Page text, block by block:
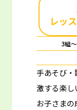
レッ
3組
手あそび・
激する楽し
お子さまの